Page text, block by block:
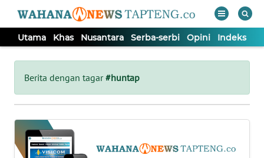
Utama Khas Nusantara Serba-serbi Opini Indeks
Berita dengan tagar#huntap
Tutup
UTAMA
KHAS